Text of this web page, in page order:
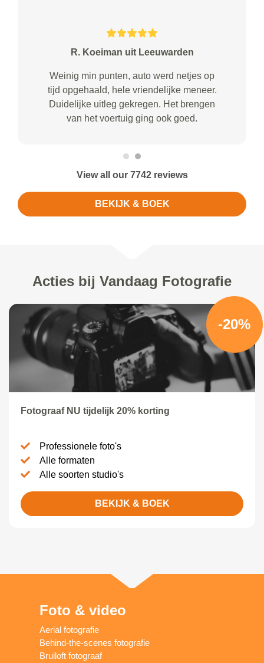
R. Koeiman uit Leeuwarden
Weinig min punten, auto werd netjes op
tijd opgehaald, hele vriendelijke meneer.
Duidelijke uitleg gekregen. Het brengen
van het voertuig ging ook goed.
View all our 7742 reviews
BEKIJK & BOEK
Acties bij Vandaag Fotografie
-20%
Fotograaf NU tijdelijk 20% korting
Professionele foto's
Alle formaten
Alle soorten studio's
BEKIJK & BOEK
Foto & video
Aerial fotografie
Behind-the-scenes fotografie
Bruiloft fotograaf